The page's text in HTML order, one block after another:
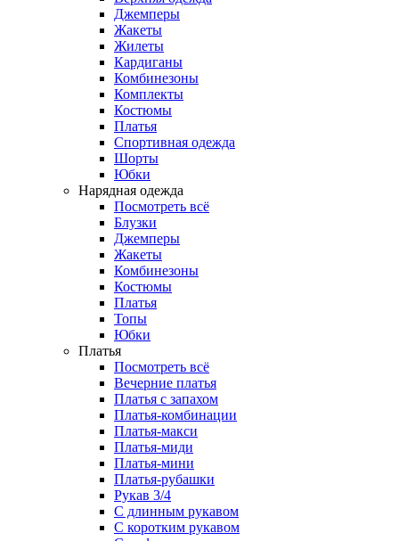
Джемперы
Жакеты
Жилеты
Кардиганы
Комбинезоны
Комплекты
Костюмы
Платья
Спортивная одежда
Шорты
Юбки
Нарядная одежда
Посмотреть всё
Блузки
Джемперы
Жакеты
Комбинезоны
Костюмы
Платья
Топы
Юбки
Платья
Посмотреть всё
Вечерние платья
Платья с запахом
Платья-комбинации
Платья-макси
Платья-миди
Платья-мини
Платья-рубашки
Рукав 3/4
С длинным рукавом
С коротким рукавом